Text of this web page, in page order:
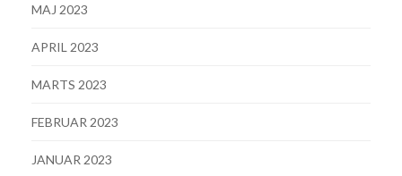
MAJ 2023
APRIL 2023
MARTS 2023
FEBRUAR 2023
JANUAR 2023